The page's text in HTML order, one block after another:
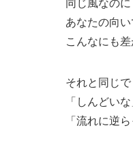
同じ風なのに
あなたの向
こんなにも
それと同じで
「しんどい
「流れに逆